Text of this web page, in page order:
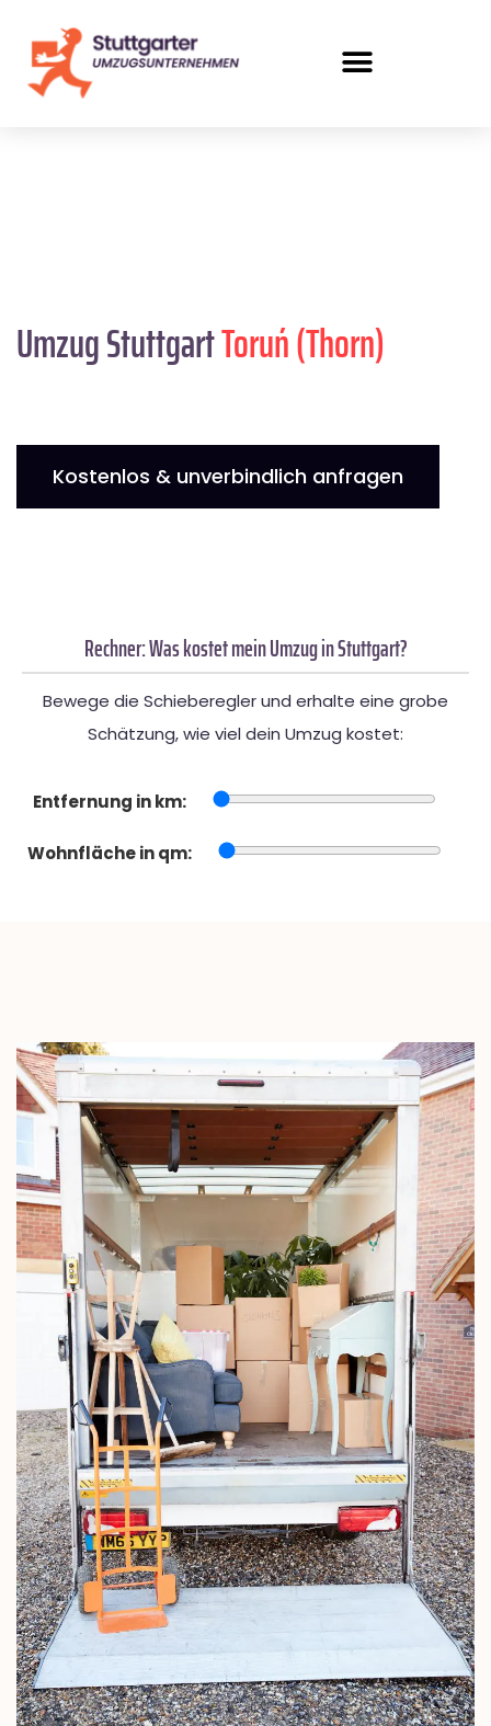
Umzug StuttgartToruń (Thorn)
Kostenlos & unverbindlich anfragen
Rechner: Was kostet mein Umzug in Stuttgart?
Bewege die Schieberegler und erhalte eine grobe
Schätzung, wie viel dein Umzug kostet:
Entfernung in km:
Wohnfläche in qm: